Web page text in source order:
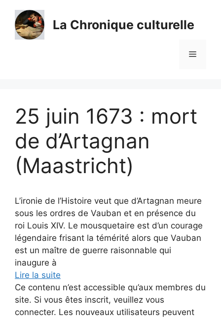
contenu
La Chronique culturelle
Menu
25 juin 1673 : mort
de d’Artagnan
(Maastricht)
L’ironie de l’Histoire veut que d’Artagnan meure
sous les ordres de Vauban et en présence du
roi Louis XIV. Le mousquetaire est d’un courage
légendaire frisant la témérité alors que Vauban
est un maître de guerre raisonnable qui
inaugure à
Lire la suite
Ce contenu n’est accessible qu’aux membres du
site. Si vous êtes inscrit, veuillez vous
connecter. Les nouveaux utilisateurs peuvent